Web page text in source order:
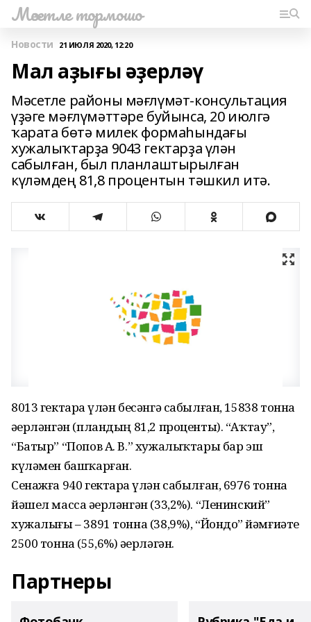
Мәсетле тормошо
Новости 21 ИЮЛЯ 2020, 12:20
Мал аҙығы әҙерләү
Мәсетле районы мәғлүмәт-консультация
үҙәге мәғлүмәттәре буйынса, 20 июлгә
ҡарата бөтә милек формаһындағы
хужалыҡтарҙа 9043 гектарҙа үлән
сабылған, был планлаштырылған
күләмдең 81,8 процентын тәшкил итә.
8013 гектарҙа үлән бесәнгә сабылған, 15838 тонна
әҙерләнгән (пландың 81,2 проценты). “Аҡтау”,
“Батыр” “Попов А. В.” хужалыҡтары бар эш
күләмен башҡарған.
Сенажға 940 гектарҙа үлән сабылған, 6976 тонна
йәшел масса әҙерләнгән (33,2%). “Ленинский”
хужалығы – 3891 тонна (38,9%), “Йондоҙ” йәмғиәте
2500 тонна (55,6%) әҙерләгән.
Партнеры